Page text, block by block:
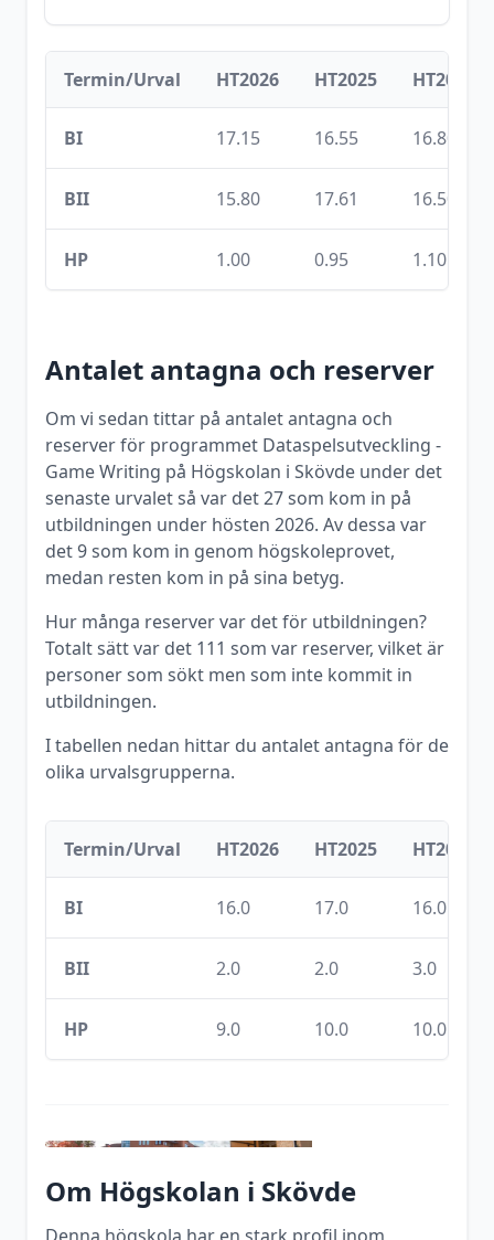
Termin/Urval HT2026 HT2025 HT2024
BI 17.15 16.55 16.80
BII 15.80 17.61 16.50
HP 1.00 0.95 1.10
Antalet antagna och reserver
Om vi sedan tittar på antalet antagna och
reserver för programmet Dataspelsutveckling -
Game Writing på Högskolan i Skövde under det
senaste urvalet så var det27som kom in på
utbildningen under hösten 2026. Av dessa var
det9som kom in genom högskoleprovet,
medan resten kom in på sina betyg.
Hur många reserver var det för utbildningen?
Totalt sätt var det 111 som var reserver, vilket är
personer som sökt men som inte kommit in
utbildningen.
I tabellen nedan hittar du antalet antagna för de
olika urvalsgrupperna.
Termin/Urval HT2026 HT2025 HT2024
BI 16.0 17.0 16.0
BII 2.0 2.0 3.0
HP 9.0 10.0 10.0
Om Högskolan i Skövde